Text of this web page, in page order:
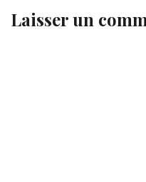
Laisser un